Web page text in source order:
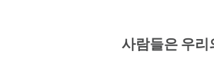
사람들은 우리